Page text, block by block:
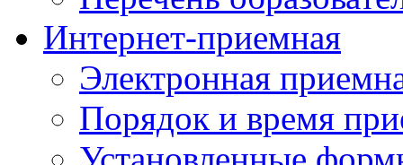
Интернет-приемная
Электронная
Порядок и время